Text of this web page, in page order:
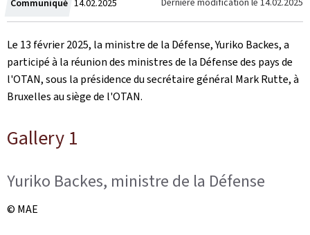
Communiqué
le
14.02.2025
Le 13 février 2025, la ministre de la Défense, Yuriko Backes, a
participé à la réunion des ministres de la Défense des pays de
l'OTAN, sous la présidence du secrétaire général Mark Rutte, à
Bruxelles au siège de l'OTAN.
Gallery 1
Yuriko Backes, ministre de la Défense
© MAE